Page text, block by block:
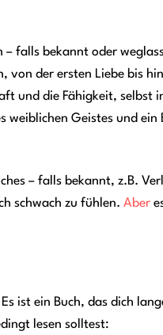
falls bekannt oder
der ersten Liebe bis
und die Fähigkeit, selbst
Geistes und
– falls bekannt, z.B.
schwach zu fühlen.Aber
ist ein Buch, das dich
lesen solltest: